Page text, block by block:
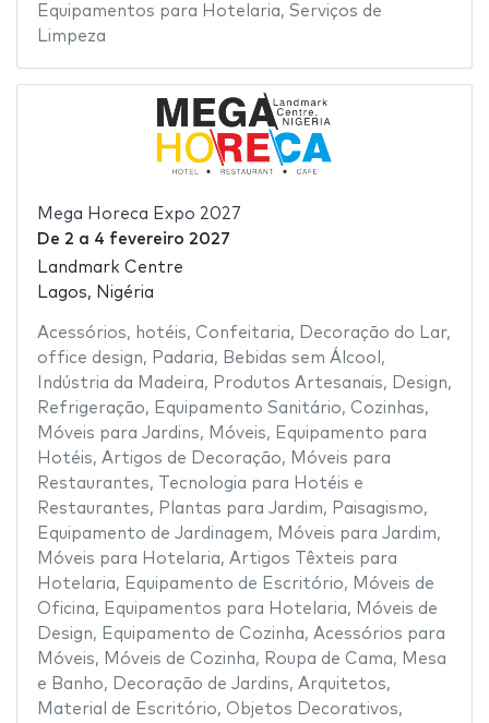
Equipamentos para Hotelaria, Serviços de
Limpeza
Mega Horeca Expo 2027
De 2 a 4 fevereiro 2027
Landmark Centre
Lagos, Nigéria
Acessórios, hotéis, Confeitaria, Decoração do Lar,
office design, Padaria, Bebidas sem Álcool ,
Indústria da Madeira, Produtos Artesanais, Design,
Refrigeração, Equipamento Sanitário, Cozinhas,
Móveis para Jardins, Móveis, Equipamento para
Hotéis, Artigos de Decoração, Móveis para
Restaurantes,
Tecnologia para Hotéis e
Restaurantes, Plantas para Jardim, Paisagismo,
Equipamento de Jardinagem, Móveis para Jardim,
Móveis para Hotelaria, Artigos Têxteis para
Hotelaria, Equipamento de Escritório, Móveis de
Oficina, Equipamentos para Hotelaria, Móveis de
Design, Equipamento de Cozinha, Acessórios para
Móveis, Móveis de Cozinha, Roupa de Cama, Mesa
e Banho, Decoração de Jardins, Arquitetos,
Material de Escritório, Objetos Decorativos,